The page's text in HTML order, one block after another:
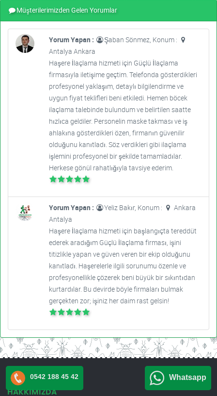
Müşterilerimizden Gelen Yorumlar
Yorum Yapan :
Şaban Sönmez, Konum :
Antalya Ankara
Haşere İlaçlama hizmeti için Güçlü İlaçlama
firmasıyla iletişime geçtim. Telefonda gösterdikleri
profesyonel yaklaşım, detaylı bilgilendirme ve
uygun fiyat teklifleri beni etkiledi. Hemen böcek
ilaçlama talebinde bulundum ve belirtilen saatte
hızlıca geldiler. Personelin maske takması ve iş
ahlakına gösterdikleri özen, firmanın güvenilir
olduğunu kanıtladı. Söz verdikleri gibi ilaçlama
işlemini profesyonel bir şekilde tamamladılar.
Herkese gönül rahatlığıyla tavsiye ederim.
Yorum Yapan : Yeliz Bakır, Konum :
Ankara
Antalya
Haşere İlaçlama hizmeti için başlangıçta tereddüt
ederek aradığım Güçlü İlaçlama firması, işini
titizlikle yapan ve güven veren bir ekip olduğunu
kanıtladı. Haşerelerle ilgili sorunumu özenle ve
profesyonellikle çözerek beni büyük bir sıkıntıdan
kurtardılar. Bu devirde böyle firmaları bulmak
gerçekten zor; işiniz her daim rast gelsin!
HAKKIMIZDA
0542 188 45 42 Whatsapp